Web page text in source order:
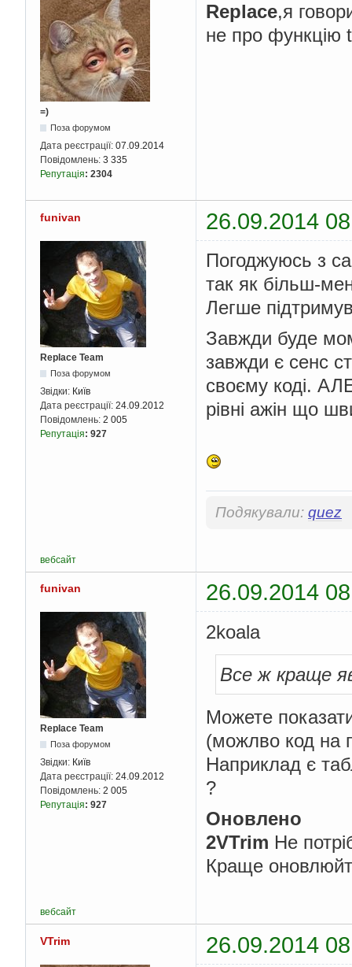
=)
Поза форумом
Дата реєстрації: 07.09.2014
Повідомлень: 3 335
Репутація: 2304
Replace,я
не про функцію
funivan 26.09.2014
Replace Team
Поза форумом
Звідки: Київ
Дата реєстрації: 24.09.2012
Повідомлень: 2 005
Репутація: 927
Погоджуюсь з
так як більш-
Легше
Завжди буде
завжди є сенс
своєму коді.
рівні ажін що
Подякували: quez
вебсайт
funivan 26.09.2014
Replace Team
Поза форумом
Звідки: Київ
Дата реєстрації: 24.09.2012
Повідомлень: 2 005
Репутація: 927
2koala
Все ж краще
Можете
(можлво код на
Наприклад є
?
Оновлено
2VTrim Не
Краще
вебсайт
VTrim 26.09.2014